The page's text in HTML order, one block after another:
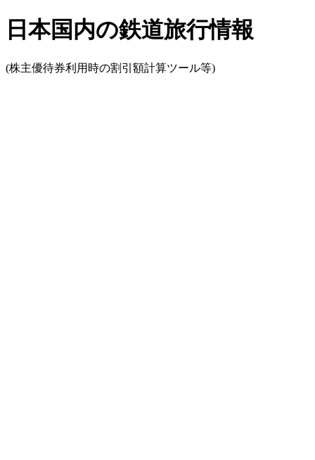
日本国内の鉄道旅行情報
(株主優待券利用時の割引額計算ツール等)